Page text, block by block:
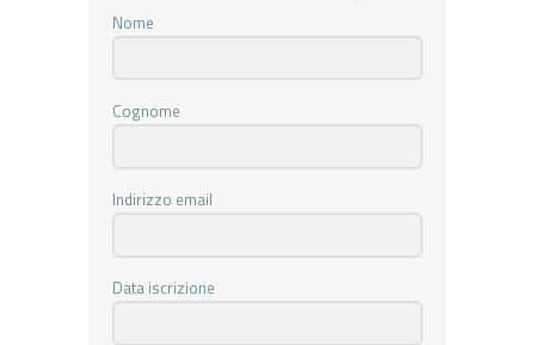
Nome
Cognome
Indirizzo email
Data iscrizione